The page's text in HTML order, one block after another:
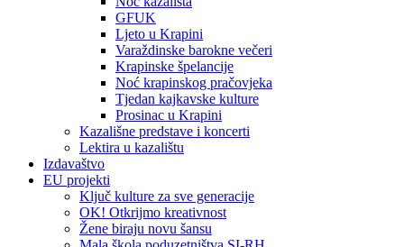
GFUK
Ljeto u Krapini
Varaždinske barokne večeri
Krapinske špelancije
Noć krapinskog pračovjeka
Tjedan kajkavske kulture
Prosinac u Krapini
Kazališne predstave i koncerti
Lektira u kazalištu
Izdavaštvo
EU projekti
Ključ kulture za sve generacije
OK! Otkrijmo kreativnost
Žene biraju novu šansu